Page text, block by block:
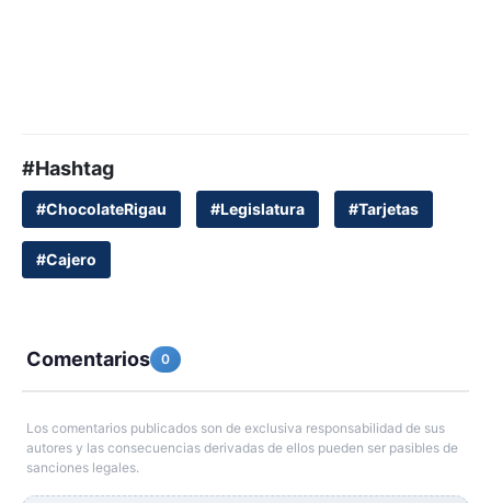
#Hashtag
#ChocolateRigau #Legislatura #Tarjetas
#Cajero
Comentarios 0
Los comentarios publicados son de exclusiva responsabilidad de sus
autores y las consecuencias derivadas de ellos pueden ser pasibles de
sanciones legales.